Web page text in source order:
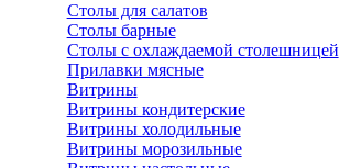
Столы для салатов
Столы барные
Столы с охлаждаемой столешницей
Прилавки мясные
Витрины
Витрины кондитерские
Витрины холодильные
Витрины морозильные